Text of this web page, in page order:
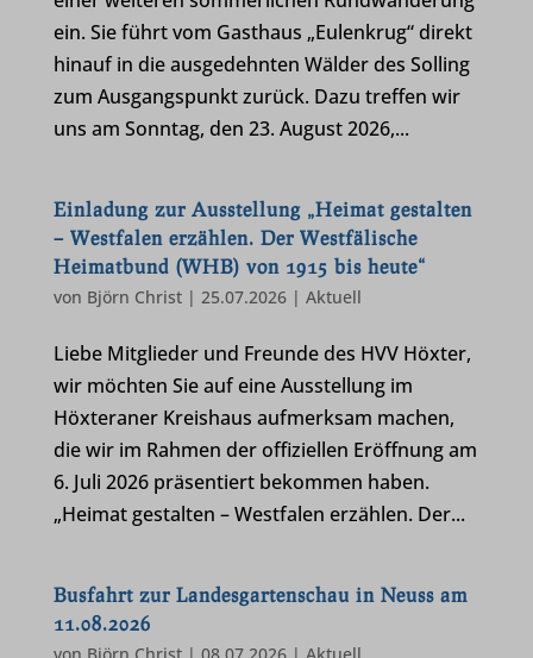
ein. Sie führt vom Gasthaus „Eulenkrug“ direkt
hinauf in die ausgedehnten Wälder des Solling
zum Ausgangspunkt zurück. Dazu treffen wir
uns am Sonntag, den 23. August 2026,...
Einladung zur Ausstellung „Heimat gestalten
– Westfalen erzählen. Der Westfälische
Heimatbund (WHB) von 1915 bis heute“
von Björn Christ| 25.07.2026| Aktuell
Liebe Mitglieder und Freunde des HVV Höxter,
wir möchten Sie auf eine Ausstellung im
Höxteraner Kreishaus aufmerksam machen,
die wir im Rahmen der offiziellen Eröffnung am
6. Juli 2026 präsentiert bekommen haben.
„Heimat gestalten – Westfalen erzählen. Der...
Busfahrt zur Landesgartenschau in Neuss am
11.08.2026